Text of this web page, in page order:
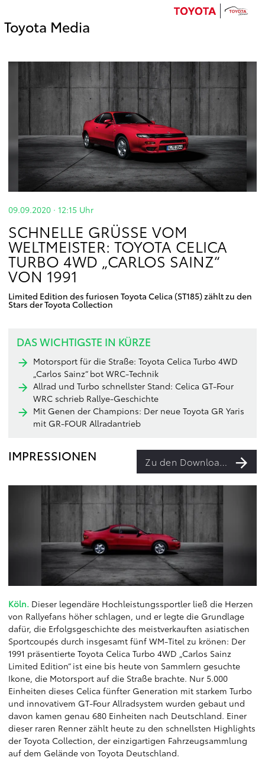
Toyota Media
09.09.2020 · 12:15 Uhr
SCHNELLE GRÜSSE VOM W
ELTMEISTER: TOYOTA CELICA T
URBO 4WD „CARLOS SAINZ“ V
ON 1991
Limited Edition des furiosen Toyota Celica (ST185) zählt zu den
Stars der Toyota Collection
DAS WICHTIGSTE IN KÜRZE
Motorsport für die Straße: Toyota Celica Turbo 4WD
„Carlos Sainz“ bot WRC-Technik
Allrad und Turbo schnellster Stand: Celica GT-Four
WRC schrieb Rallye-Geschichte
Mit Genen der Champions: Der neue Toyota GR Yaris
mit GR-FOUR Allradantrieb
IMPRESSIONEN Zu den Downloads
Köln. Dieser legendäre Hochleistungssportler ließ die Herzen
von Rallyefans höher schlagen, und er legte die Grundlage
dafür, die Erfolgsgeschichte des meistverkauften asiatischen
Sportcoupés durch insgesamt fünf WM-Titel zu krönen: Der
1991 präsentierte Toyota Celica Turbo 4WD „Carlos Sainz
Limited Edition“ ist eine bis heute von Sammlern gesuchte
Ikone, die Motorsport auf die Straße brachte. Nur 5.000
Einheiten dieses Celica fünfter Generation mit starkem Turbo
und innovativem GT-Four Allradsystem wurden gebaut und
davon kamen genau 680 Einheiten nach Deutschland. Einer
dieser raren Renner zählt heute zu den schnellsten Highlights
der Toyota Collection, der einzigartigen Fahrzeugsammlung
auf dem Gelände von Toyota Deutschland.